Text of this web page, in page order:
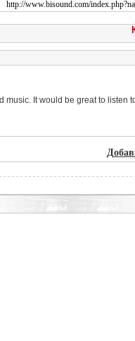
http://www.bisound.com/
music. It would be great to